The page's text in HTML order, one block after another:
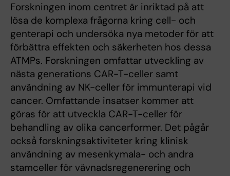
Forskningen inom centret är inriktad på att
lösa de komplexa frågorna kring cell- och
genterapi och undersöka nya metoder för att
förbättra effekten och säkerheten hos dessa
ATMPs. Forskningen omfattar utveckling av
nästa generations CAR-T-celler samt
användning av NK-celler för immunterapi vid
cancer. Omfattande insatser kommer att
göras för att utveckla CAR-T-celler för
behandling av olika cancerformer. Det pågår
också forskningsaktiviteter kring klinisk
användning av mesenkymala- och andra
stamceller för vävnadsregenerering och